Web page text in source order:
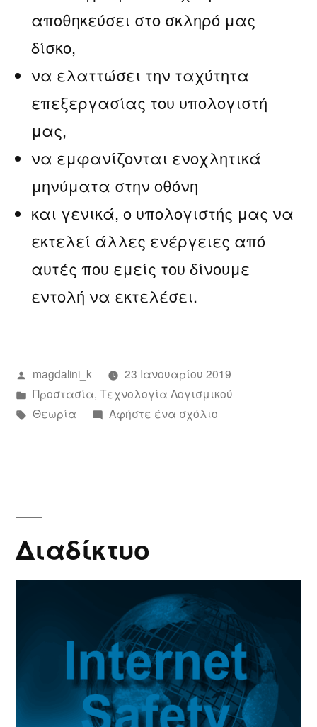
αποθηκεύσει στο σκληρό μας
δίσκο,
να ελαττώσει την ταχύτητα
επεξεργασίας του υπολογιστή
μας,
να εμφανίζονται ενοχλητικά
μηνύματα στην οθόνη
και γενικά, ο υπολογιστής μας να
εκτελεί άλλες ενέργειες από
αυτές που εμείς του δίνουμε
εντολή να εκτελέσει.
Συντάχθηκε
από
magdalini_k
23 Ιανουαρίου 2019
Αναρτήθηκε
σε
Προστασία, Τεχνολογία Λογισμικού
Ετικέτες:
Θεωρία Αφήστε ένα σχόλιογια
Διαδίκτυο